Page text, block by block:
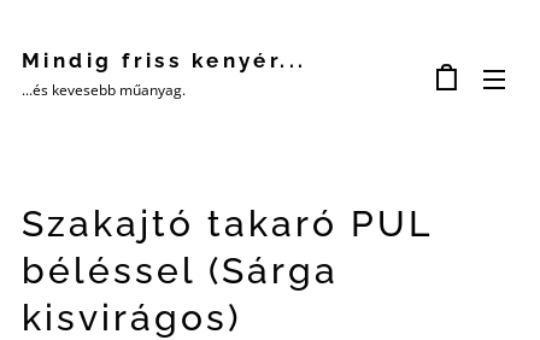
Mindig friss kenyér...
...és kevesebb műanyag.
Szakajtó takaró PUL
béléssel (Sárga
kisvirágos)